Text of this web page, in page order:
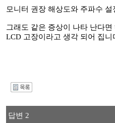
모니터 권장 해상도와 주파수
그래도 같은 증상이 나타 난다
LCD 고장이라고 생각 되어 집니
답변 2